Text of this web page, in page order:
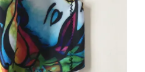
/ DÉTAILS